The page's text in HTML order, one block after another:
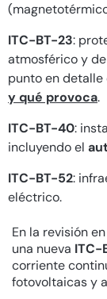
ITC-BT-23:
atmosférico y
punto en
y qué provoca.
ITC-BT-40:
incluyendo el
ITC-BT-52:
eléctrico.
En la revisión
una nueva ITC-
corriente
fotovoltaicas y